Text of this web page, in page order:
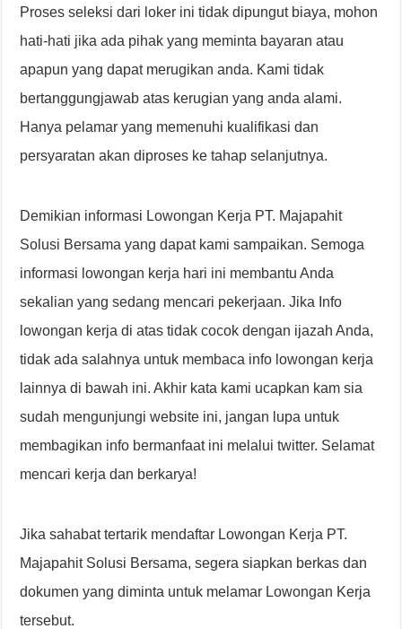
Proses seleksi dari loker ini tidak dipungut biaya, mohon
hati-hati jika ada pihak yang meminta bayaran atau
apapun yang dapat merugikan anda. Kami tidak
bertanggungjawab atas kerugian yang anda alami.
Hanya pelamar yang memenuhi kualifikasi dan
persyaratan akan diproses ke tahap selanjutnya.
Demikian informasi Lowongan Kerja PT. Majapahit
Solusi Bersama yang dapat kami sampaikan. Semoga
informasi lowongan kerja hari ini membantu Anda
sekalian yang sedang mencari pekerjaan. Jika Info
lowongan kerja di atas tidak cocok dengan ijazah Anda,
tidak ada salahnya untuk membaca info lowongan kerja
lainnya di bawah ini. Akhir kata kami ucapkan kam sia
sudah mengunjungi website ini, jangan lupa untuk
membagikan info bermanfaat ini melalui twitter. Selamat
mencari kerja dan berkarya!
Jika sahabat tertarik mendaftar Lowongan Kerja PT.
Majapahit Solusi Bersama, segera siapkan berkas dan
dokumen yang diminta untuk melamar Lowongan Kerja
tersebut.